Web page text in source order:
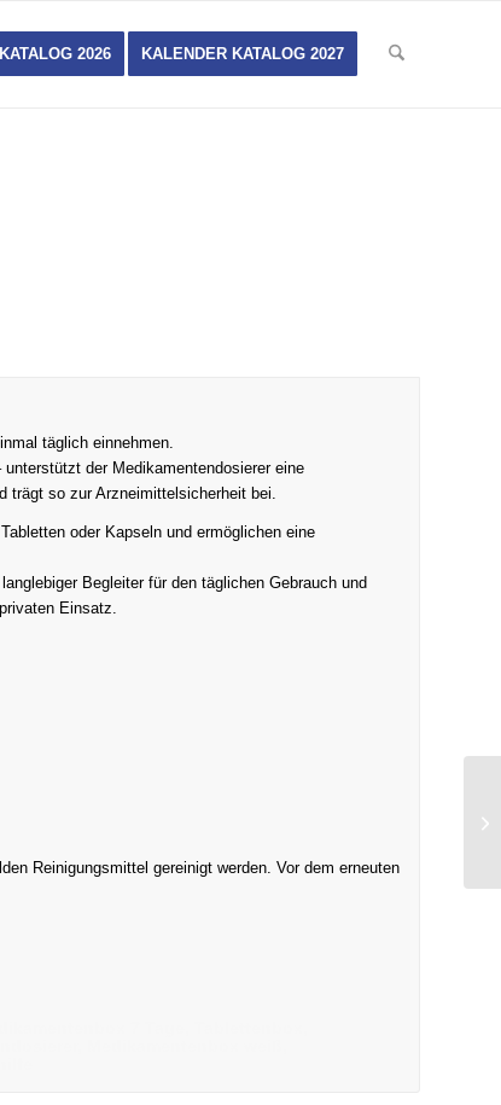
KATALOG 2026 KALENDER KATALOG 2027
täglich einnehmen.
der Medikamentendosierer eine
trägt so zur Arzneimittelsicherheit bei.
oder Kapseln und ermöglichen eine
Begleiter für den täglichen Gebrauch und
Einsatz.
Reinigungsmittel gereinigt werden. Vor dem erneuten